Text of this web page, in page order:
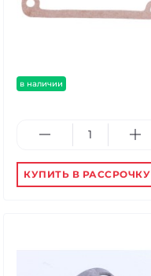
в наличии
КУПИТЬ В РАССРОЧКУ